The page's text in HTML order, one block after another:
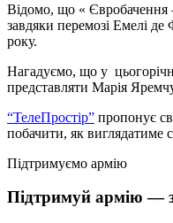
Відомо, що « Євробачення
завдяки перемозі Емелі
року.
Нагадуємо, що у
представляти Марія
“ТелеПростір” пропонує
побачити, як виглядатиме
Підтримуємо армію
Підтримуй армію —